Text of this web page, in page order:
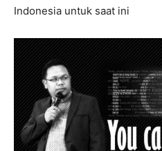
Indonesia untuk saat ini